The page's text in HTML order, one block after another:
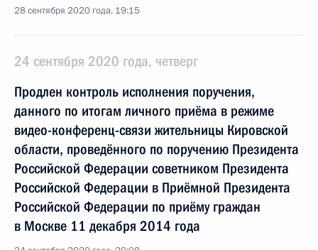
28 сентября 2020 года, 19:15
24 сентября 2020 года, четверг
Продлен контроль исполнения поручения,
данного по итогам личного приёма в режиме
видео-конференц-связи жительницы Кировской
области, проведённого по поручению Президента
Российской Федерации советником Президента
Российской Федерации в Приёмной Президента
Российской Федерации по приёму граждан
в Москве 11 декабря 2014 года